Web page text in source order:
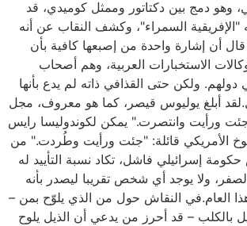
وهو دمج بين دكتاتور وممثل كوميدي، قد
"الإفريقية السمراء"، وكشف النقاب عن أنه
قال أن إشارة واحدة من إصبعها كافية بأن
الاستخبارات العربية، وهم أصحاب
دولهم. ولكن حتى القذافي ذاته لم يدع بأنها
أبلغ يوليوس قيصر، كما هو معروف، مجل
ورأيت وانتصرت." يمكن لكوندوليسا رايس
الأمريكي قائلة: "جئت ورأيت وطُردت." من
إسرائيلي فاشل، تكاد نسبة التأييد له
ولا يوجد أي شخص تقريبا ليصدر بأنه
العام.في النقاش حول من الذي يلوّح بمن –
بالكلب – قد أحرز من يدعي أن الذيل يلوح